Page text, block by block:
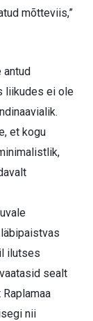
mõtteviis,”
antud
liikudes ei ole
et kogu
ilutses
sealt
nii